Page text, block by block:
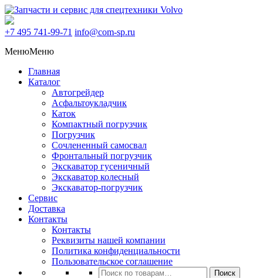
+7 495 741-99-71 info@com-sp.ru
МенюМеню
Главная
Каталог
Автогрейдер
Асфальтоукладчик
Каток
Компактный погрузчик
Погрузчик
Сочлененный самосвал
Фронтальный погрузчик
Экскаватор гусеничный
Экскаватор колесный
Экскаватор-погрузчик
Сервис
Доставка
Контакты
Контакты
Реквизиты нашей компании
Политика конфиденциальности
Пользовательское соглашение
Искать:
Поиск